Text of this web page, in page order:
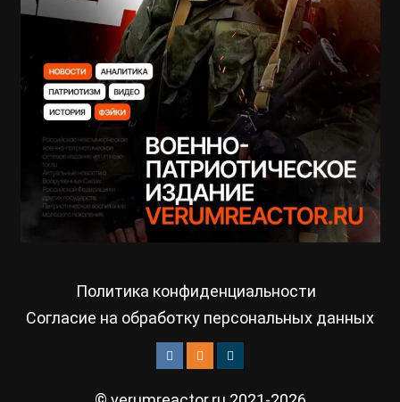
Политика конфиденциальности
Согласие на обработку персональных данных